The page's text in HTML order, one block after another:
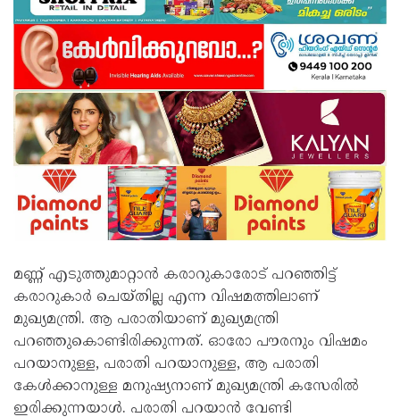
മണ്ണ് എടുത്തുമാറ്റാൻ കരാറുകാരോട് പറഞ്ഞിട്ട്
കരാറുകാർ ചെയ്തില്ല എന്ന വിഷമത്തിലാണ്
മുഖ്യമന്ത്രി. ആ പരാതിയാണ് മുഖ്യമന്ത്രി
പറഞ്ഞുകൊണ്ടിരിക്കുന്നത്. ഓരോ പൗരനും വിഷമം
പറയാനുള്ള, പരാതി പറയാനുള്ള, ആ പരാതി
കേൾക്കാനുള്ള മനുഷ്യനാണ് മുഖ്യമന്ത്രി കസേരിൽ
ഇരിക്കുന്നയാൾ. പരാതി പറയാൻ വേണ്ടി